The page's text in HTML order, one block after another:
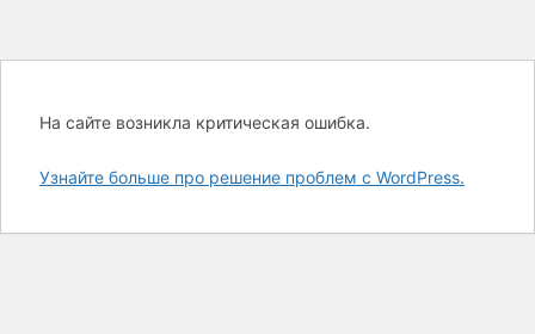
На сайте возникла критическая ошибка.
Узнайте больше про решение проблем с WordPress.